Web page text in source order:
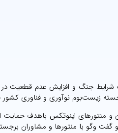
شرایط جنگ و افزایش عدم قطعیت
زیست‌بوم نوآوری و فناوری کشور
و منتورهای اینوتکس باهدف حمایت
وگو با منتورها و مشاوران